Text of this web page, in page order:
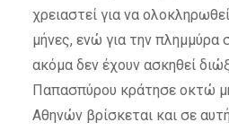
χρειαστεί για να
μήνες, ενώ για την πλημμύρα
ακόμα δεν έχουν ασκηθεί
Παπασπύρου κράτησε οκτώ
Αθηνών βρίσκεται και σε